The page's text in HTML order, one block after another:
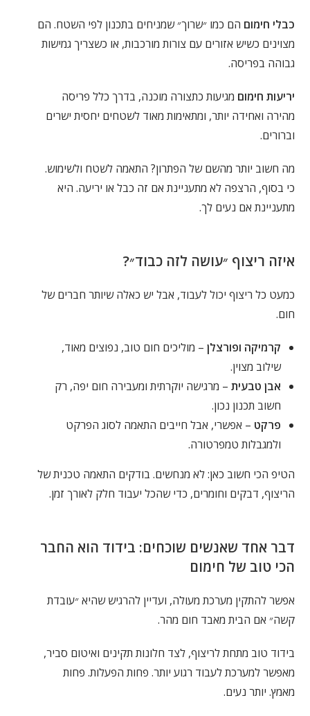
כבלי חימום הם כמו ״שרוך״ שמניחים בתכנון לפי השטח. הם
מצוינים כשיש אזורים עם צורות מורכבות, או כשצריך גמישות
גבוהה בפריסה.
יריעות חימום מגיעות כתצורה מוכנה, בדרך כלל פריסה
מהירה ואחידה יותר, ומתאימות מאוד לשטחים יחסית ישרים
וברורים.
מה חשוב יותר מהשם של הפתרון? התאמה לשטח ולשימוש.
כי בסוף, הרצפה לא מתעניינת אם זה כבל או יריעה. היא
מתעניינת אם נעים לך.
איזה ריצוף ״עושה לזה כבוד״?
כמעט כל ריצוף יכול לעבוד, אבל יש כאלה שיותר חברים של
חום.
קרמיקה ופורצלן – מוליכים חום טוב, נפוצים מאוד,
שילוב מצוין.
אבן טבעית – מרגישה יוקרתית ומעבירה חום יפה, רק
חשוב תכנון נכון.
פרקט – אפשרי, אבל חייבים התאמה לסוג הפרקט
ולמגבלות טמפרטורה.
הטיפ הכי חשוב כאן: לא מנחשים. בודקים התאמה טכנית של
הריצוף, דבקים וחומרים, כדי שהכל יעבוד חלק לאורך זמן.
דבר אחד שאנשים שוכחים: בידוד הוא החבר
הכי טוב של חימום
אפשר להתקין מערכת מעולה, ועדיין להרגיש שהיא ״עובדת
קשה״ אם הבית מאבד חום מהר.
בידוד טוב מתחת לריצוף, לצד חלונות תקינים ואיטום סביר,
מאפשר למערכת לעבוד רגוע יותר. פחות הפעלות. פחות
מאמץ. יותר נעים.